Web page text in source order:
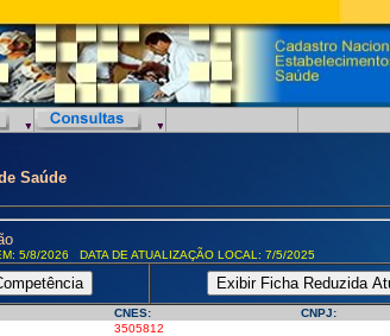
Saúde
5/8/2026 DATA DE ATUALIZAÇÃO LOCAL: 7/5/2025
CNES:
CNPJ:
3505812